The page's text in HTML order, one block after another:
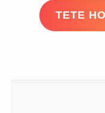
TETE